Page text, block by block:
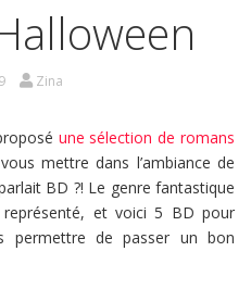
9 Zina
une sélection de romans
mettre dans l’ambiance de
BD ?! Le genre fantastique
et voici 5 BD pour
permettre de passer un bon